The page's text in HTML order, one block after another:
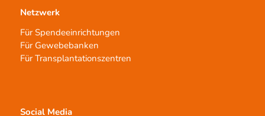
Netzwerk
Für Spendeeinrichtungen
Für Gewebebanken
Für Transplantationszentren
Social Media